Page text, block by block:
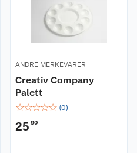
ANDRE MERKEVARER
Creativ Company
Palett
☆☆☆☆☆ (0)
25 90